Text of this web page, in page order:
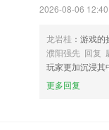
2026-08-06 12:40
龙岩桂 ：游戏
濮阳强先 回复
玩家更加沉浸其
更多回复